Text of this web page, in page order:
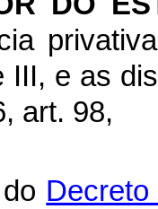
III, e as
art. 98,
Decreto